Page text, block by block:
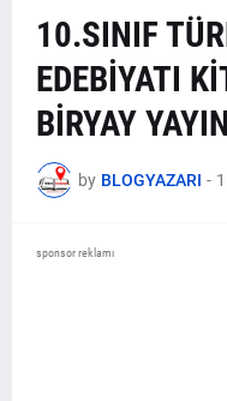
10.SINIF
EDEBİYATI
BİRYAY
by BLOGYAZARI -
sponsor reklamı